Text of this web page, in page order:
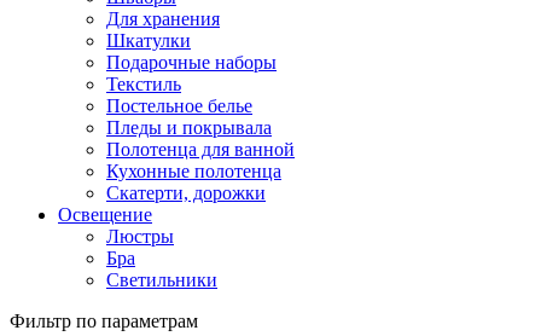
Для хранения
Шкатулки
Подарочные наборы
Текстиль
Постельное белье
Пледы и покрывала
Полотенца для ванной
Кухонные полотенца
Скатерти, дорожки
Освещение
Люстры
Бра
Светильники
Фильтр по параметрам